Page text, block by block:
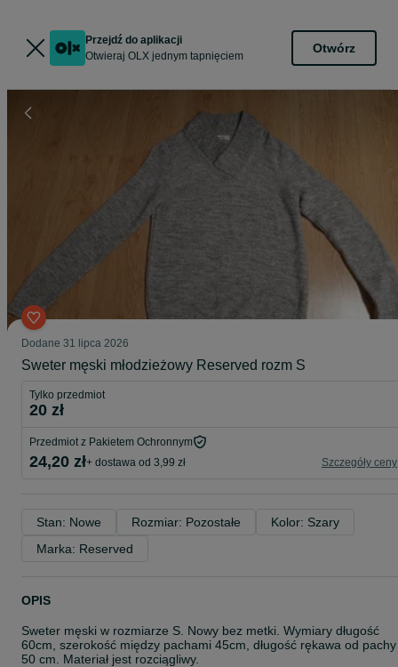
Przejdź do aplikacji
Otwieraj OLX jednym tapnięciem
Otwórz
Dodane 31 lipca 2026
Sweter męski młodzieżowy Reserved rozm S
Tylko przedmiot
20 zł
Przedmiot z Pakietem Ochronnym
24,20 zł+ dostawa od 3,99 zł Szczegóły ceny
Stan: Nowe Rozmiar: Pozostałe
Kolor: Szary
Marka: Reserved
OPIS
Sweter męski w rozmiarze S. Nowy bez metki. Wymiary długość
60cm, szerokość między pachami 45cm, długość rękawa od pachy
50 cm. Materiał jest rozciągliwy.